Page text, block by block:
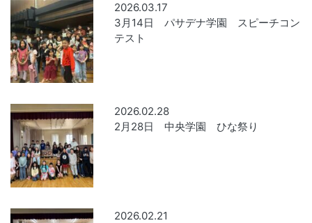
2026.03.17
3月14日 パサデナ学園 スピーチコン
テスト
2026.02.28
2月28日 中央学園 ひな祭り
2026.02.21